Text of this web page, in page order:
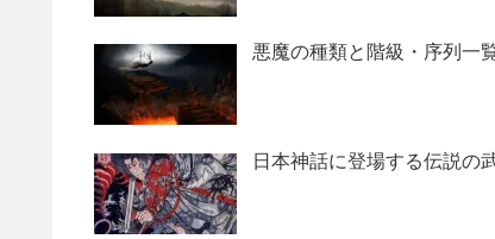
悪魔の種類と階級・序列一
日本神話に登場する伝説の